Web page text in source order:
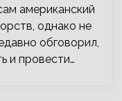
американский
однако не
обговорил,
и провести…